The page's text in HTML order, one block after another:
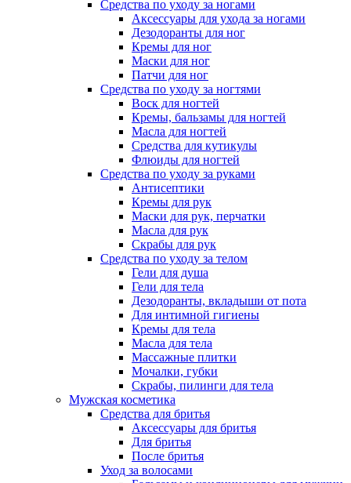
Средства по уходу за ногами
Аксессуары для ухода за ногами
Дезодоранты для ног
Кремы для ног
Маски для ног
Патчи для ног
Средства по уходу за ногтями
Воск для ногтей
Кремы, бальзамы для ногтей
Масла для ногтей
Средства для кутикулы
Флюиды для ногтей
Средства по уходу за руками
Антисептики
Кремы для рук
Маски для рук, перчатки
Масла для рук
Скрабы для рук
Средства по уходу за телом
Гели для душа
Гели для тела
Дезодоранты, вкладыши от пота
Для интимной гигиены
Кремы для тела
Масла для тела
Массажные плитки
Мочалки, губки
Скрабы, пилинги для тела
Мужская косметика
Средства для бритья
Аксессуары для бритья
Для бритья
После бритья
Уход за волосами